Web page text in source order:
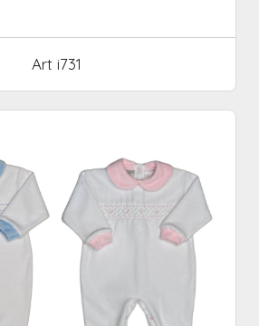
Art i731